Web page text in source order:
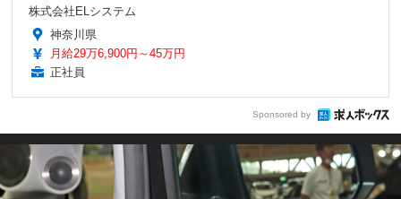
株式会社ELシステム
神奈川県
月給29万6,900円～45万円
正社員
Sponsored by